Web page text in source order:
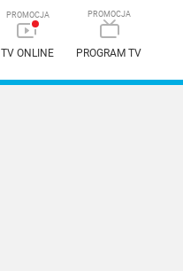
TV ONLINE PROGRAM TV